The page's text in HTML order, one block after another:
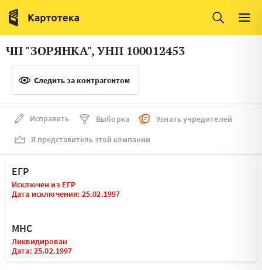
Италия
Люксембург
Литва
Нидерланды
ЧП "ЗОРЯНКА", УНП 100012453
Следить за контрагентом
Исправить Выборка
Узнать учредителей
Я представитель этой компании
ЕГР
Исключен из ЕГР
Дата исключения: 25.02.1997
МНС
Ликвидирован
Дата: 25.02.1997